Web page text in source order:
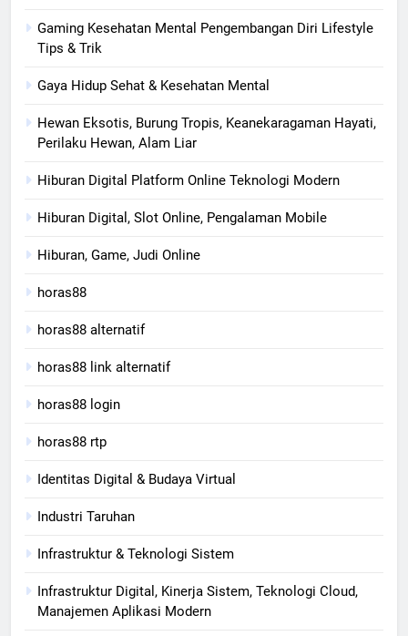
Gaming Kesehatan Mental Pengembangan Diri Lifestyle
Tips & Trik
Gaya Hidup Sehat & Kesehatan Mental
Hewan Eksotis, Burung Tropis, Keanekaragaman Hayati,
Perilaku Hewan, Alam Liar
Hiburan Digital Platform Online Teknologi Modern
Hiburan Digital, Slot Online, Pengalaman Mobile
Hiburan, Game, Judi Online
horas88
horas88 alternatif
horas88 link alternatif
horas88 login
horas88 rtp
Identitas Digital & Budaya Virtual
Industri Taruhan
Infrastruktur & Teknologi Sistem
Infrastruktur Digital, Kinerja Sistem, Teknologi Cloud,
Manajemen Aplikasi Modern